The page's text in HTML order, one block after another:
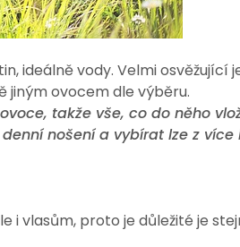
ideálně vody. Velmi osvěžující
ovocem dle výběru.
takže vše, co do něho
nošení a vybírat lze z více
i vlasům, proto je důležité je